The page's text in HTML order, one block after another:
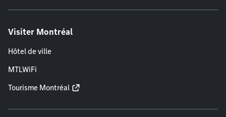
Visiter Montréal
Hôtel de ville
MTLWiFi
Tourisme Montréal